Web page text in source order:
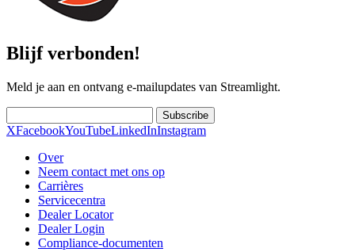
Blijf verbonden!
Meld je aan en ontvang e-mailupdates van Streamlight.
Subscribe
XFacebookYouTubeLinkedInInstagram
Over
Neem contact met ons op
Carrières
Servicecentra
Dealer Locator
Dealer Login
Compliance-documenten